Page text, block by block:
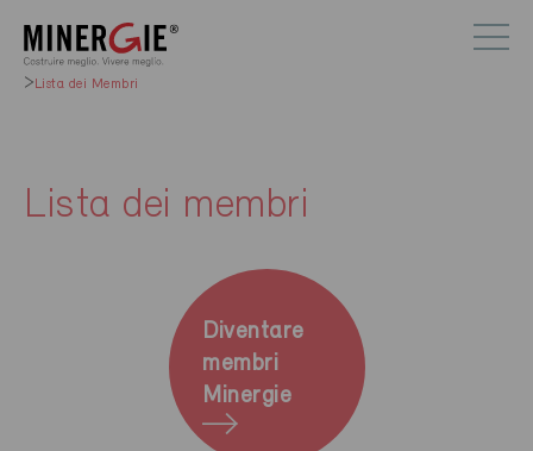
Lista dei Membri
Lista dei membri
Diventare
membri
Minergie